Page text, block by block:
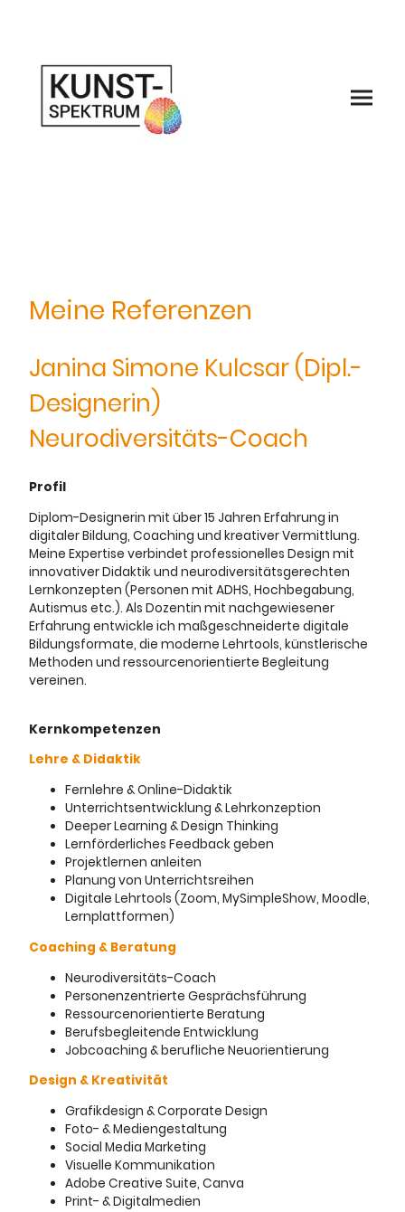
Meine Referenzen
Janina Simone Kulcsar (Dipl.-
Designerin)
Neurodiversitäts-Coach
Profil
Diplom-Designerin mit über 15 Jahren Erfahrung in
digitaler Bildung, Coaching und kreativer Vermittlung.
Meine Expertise verbindet professionelles Design mit
innovativer Didaktik und neurodiversitätsgerechten
Lernkonzepten (Personen mit ADHS, Hochbegabung,
Autismus etc.). Als Dozentin mit nachgewiesener
Erfahrung entwickle ich maßgeschneiderte digitale
Bildungsformate, die moderne Lehrtools, künstlerische
Methoden und ressourcenorientierte Begleitung
vereinen.
Kernkompetenzen
Lehre & Didaktik
Fernlehre & Online-Didaktik
Unterrichtsentwicklung & Lehrkonzeption
Deeper Learning & Design Thinking
Lernförderliches Feedback geben
Projektlernen anleiten
Planung von Unterrichtsreihen
Digitale Lehrtools (Zoom, MySimpleShow, Moodle,
Lernplattformen)
Coaching & Beratung
Neurodiversitäts-Coach
Personenzentrierte Gesprächsführung
Ressourcenorientierte Beratung
Berufsbegleitende Entwicklung
Jobcoaching & berufliche Neuorientierung
Design & Kreativität
Grafikdesign & Corporate Design
Foto- & Mediengestaltung
Social Media Marketing
Visuelle Kommunikation
Adobe Creative Suite, Canva
Print- & Digitalmedien